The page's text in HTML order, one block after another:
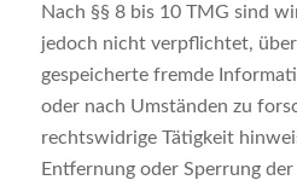
Nach §§ 8 bis 10 TMG sind
jedoch nicht verpflichtet,
gespeicherte fremde
oder nach Umständen zu
rechtswidrige Tätigkeit
Entfernung oder Sperrung